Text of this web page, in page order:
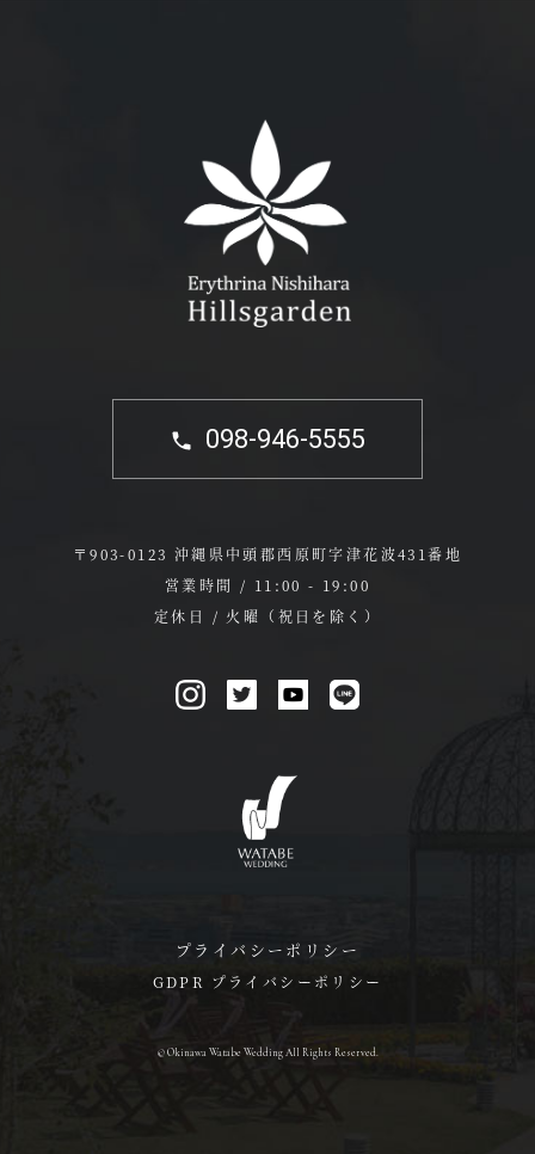
098-946-5555
〒903-0123 沖縄県中頭郡西原町字津花波431番地
営業時間 / 11:00 - 19:00
定休日 / 火曜（祝日を除く）
プライバシーポリシー
GDPR プライバシーポリシー
© Okinawa Watabe Wedding All Rights Reserved.